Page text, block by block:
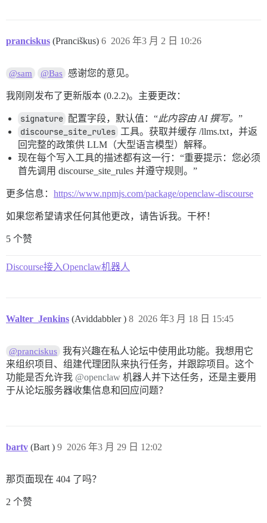
pranciskus (Pranciškus) 2026 年3 月 2 日 10:26
6
@sam @Bas 感谢您的意见。
我刚刚发布了更新版本 (0.2.2)。主要更改：
signature 配置字段，默认值：“此内容由 AI 撰写。 ”
discourse_site_rules 工具。获取并缓存 /llms.txt，并返
回完整的政策供 LLM（大型语言模型）解释。
现在每个写入工具的描述都有这一行：“重要提示：您必须
首先调用 discourse_site_rules 并遵守规则。”
更多信息： https://www.npmjs.com/package/openclaw-discourse
如果您希望请求任何其他更改，请告诉我。干杯！
5 个赞
Discourse接入Openclaw机器人
Walter_Jenkins (Aviddabbler ) 2026 年3 月 18 日 15:45
8
@pranciskus 我有兴趣在私人论坛中使用此功能。我想用它
来组织项目、组建代理团队来执行任务，并跟踪项目。这个
功能是否允许我 @openclaw 机器人并下达任务，还是主要用
于从论坛服务器收集信息和回应问题？
bartv (Bart ) 2026 年3 月 29 日 12:02
9
那页面现在 404 了吗？
2 个赞